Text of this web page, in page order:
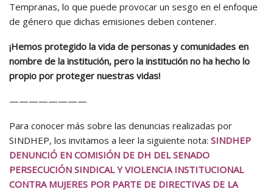
Tempranas, lo que puede provocar un sesgo en el enfoque
de género que dichas emisiones deben contener.
¡Hemos protegido la vida de personas y comunidades en
nombre de la institución, pero la institución no ha hecho lo
propio por proteger nuestras vidas!
————————
Para conocer más sobre las denuncias realizadas por
SINDHEP, los invitamos a leer la siguiente nota: SINDHEP
DENUNCIÓ EN COMISIÓN DE DH DEL SENADO
PERSECUCIÓN SINDICAL Y VIOLENCIA INSTITUCIONAL
CONTRA MUJERES POR PARTE DE DIRECTIVAS DE LA